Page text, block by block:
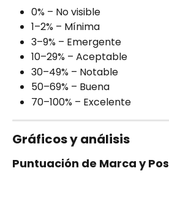
0% – No visible
1–2% – Mínima
3–9% – Emergente
10–29% – Aceptable
30–49% – Notable
50–69% – Buena
70–100% – Excelente
Gráficos y análisis
Puntuación de Marca y